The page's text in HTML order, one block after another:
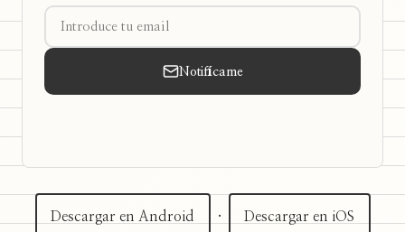
Notifícame
Descargar en Android · Descargar en iOS